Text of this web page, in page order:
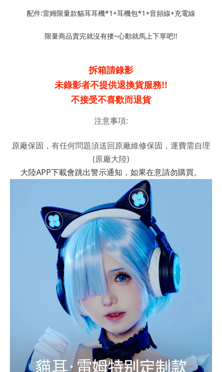
配件:雷姆限量款貓耳耳機*1+耳機包*1+音頻線+充電線
限量商品賣完就沒有搂~心動就馬上下單吧!!
拆箱請錄影
未錄影者不提供退換貨服務!!
不接受不喜歡而退貨
注意事項:
原廠保固，有任何問題須送回原廠維修保固，運費需自理
(原廠大陸)
大陸APP下載會跳出警示通知，如果在意請勿購買。